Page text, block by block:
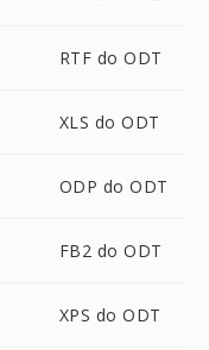
RTF do ODT
XLS do ODT
ODP do ODT
FB2 do ODT
XPS do ODT